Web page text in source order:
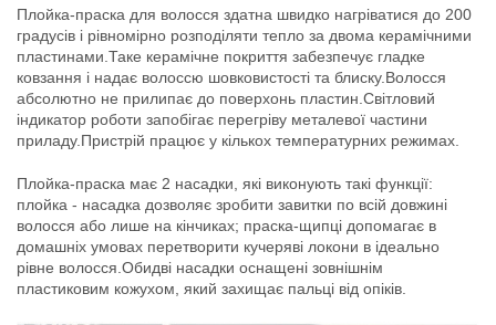
Плойка-праска для волосся здатна швидко нагріватися до 200
градусів і рівномірно розподіляти тепло за двома керамічними
пластинами.Таке керамічне покриття забезпечує гладке
ковзання і надає волоссю шовковистості та блиску.Волосся
абсолютно не прилипає до поверхонь пластин.Світловий
індикатор роботи запобігає перегріву металевої частини
приладу.Пристрій працює у кількох температурних режимах.
Плойка-праска має 2 насадки, які виконують такі функції:
плойка - насадка дозволяє зробити завитки по всій довжині
волосся або лише на кінчиках; праска-щипці допомагає в
домашніх умовах перетворити кучеряві локони в ідеально
рівне волосся.Обидві насадки оснащені зовнішнім
пластиковим кожухом, який захищає пальці від опіків.